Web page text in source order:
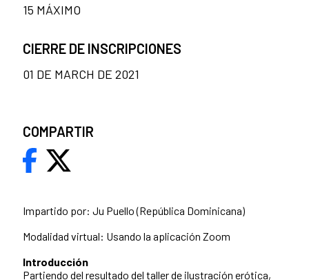
Impartido por: Ju Puello (República Dominicana)
Modalidad virtual: Usando la aplicación Zoom
Introducción
Partiendo del resultado del taller de ilustración erótica,
15 MÁXIMO
CIERRE DE INSCRIPCIONES
01 DE MARCH DE 2021
COMPARTIR